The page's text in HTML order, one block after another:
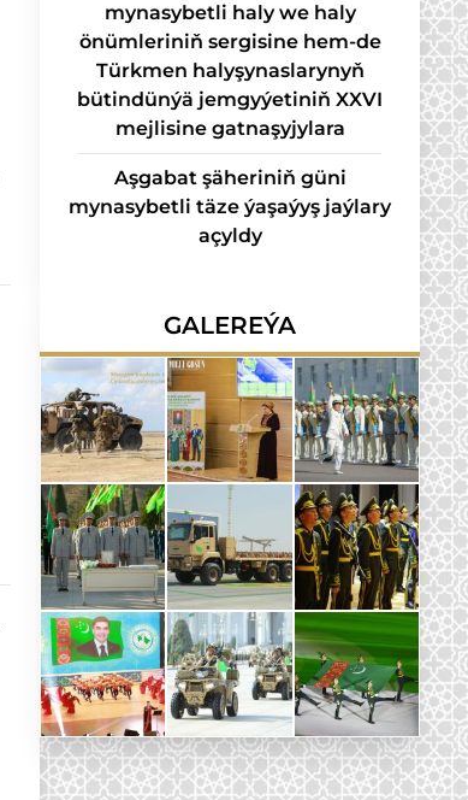
mynasybetli haly we haly
önümleriniň sergisine hem-de
Türkmen halyşynaslarynyň
bütindünýä jemgyýetiniň XXVI
mejlisine gatnaşyjylara
Aşgabat şäheriniň güni
mynasybetli täze ýaşaýyş jaýlary
açyldy
GALEREÝA